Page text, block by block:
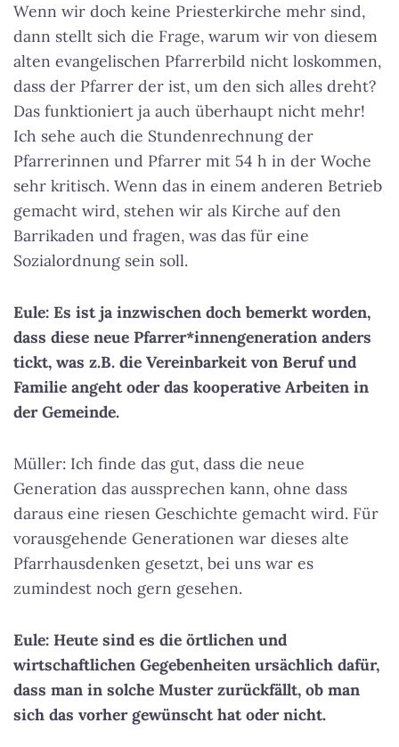
Wenn wir doch keine Priesterkirche mehr sind,
dann stellt sich die Frage, warum wir von diesem
alten evangelischen Pfarrerbild nicht loskommen,
dass der Pfarrer der ist, um den sich alles dreht?
Das funktioniert ja auch überhaupt nicht mehr!
Ich sehe auch die Stundenrechnung der
Pfarrerinnen und Pfarrer mit 54 h in der Woche
sehr kritisch. Wenn das in einem anderen Betrieb
gemacht wird, stehen wir als Kirche auf den
Barrikaden und fragen, was das für eine
Sozialordnung sein soll.
Eule: Es ist ja inzwischen doch bemerkt worden,
dass diese neue Pfarrer*innengeneration anders
tickt, was z.B. die Vereinbarkeit von Beruf und
Familie angeht oder das kooperative Arbeiten in
der Gemeinde.
Müller: Ich finde das gut, dass die neue
Generation das aussprechen kann, ohne dass
daraus eine riesen Geschichte gemacht wird. Für
vorausgehende Generationen war dieses alte
Pfarrhausdenken gesetzt, bei uns war es
zumindest noch gern gesehen.
Eule: Heute sind es die örtlichen und
wirtschaftlichen Gegebenheiten ursächlich dafür,
dass man in solche Muster zurückfällt, ob man
sich das vorher gewünscht hat oder nicht.